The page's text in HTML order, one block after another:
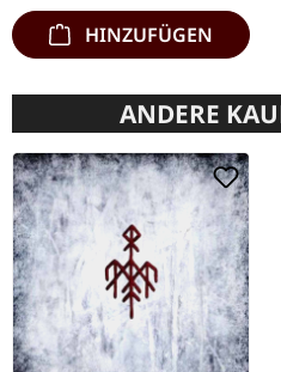
HINZUFÜGEN
ANDERE